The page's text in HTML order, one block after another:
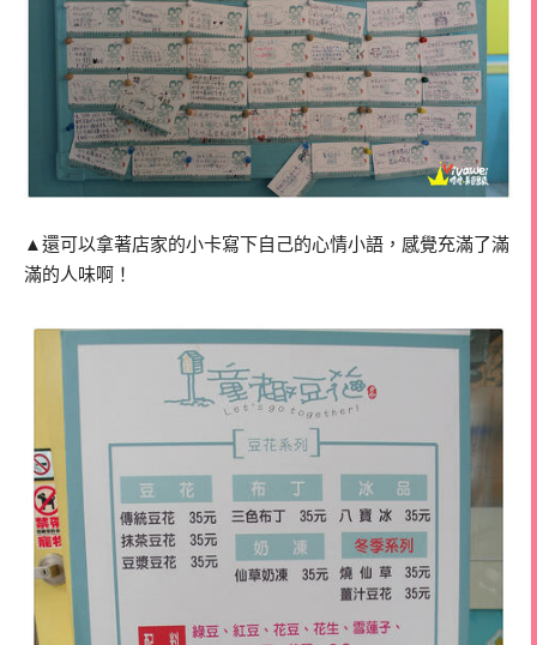
▲還可以拿著店家的小卡寫下自己的心情小語，感覺充滿了滿
滿的人味啊！